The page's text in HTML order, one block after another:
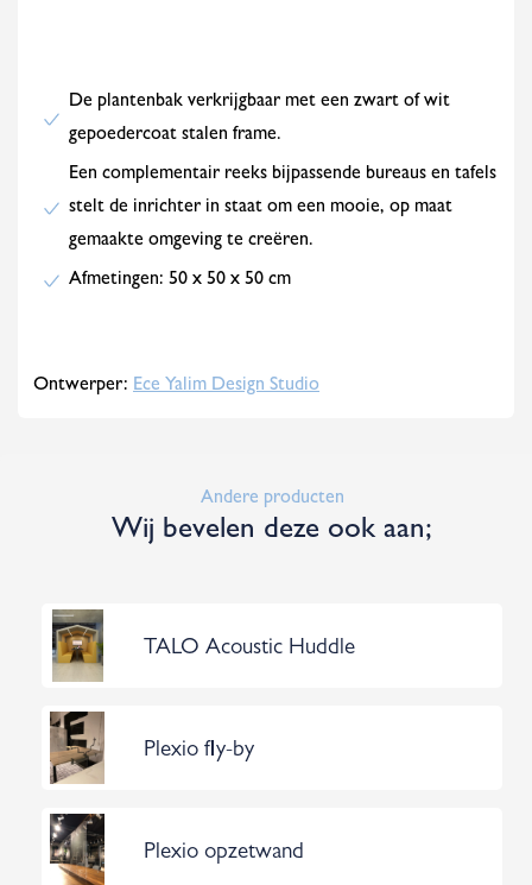
De plantenbak verkrijgbaar met een zwart of wit
gepoedercoat stalen frame.
Een complementair reeks bijpassende bureaus en tafels
stelt de inrichter in staat om een mooie, op maat
gemaakte omgeving te creëren.
Afmetingen: 50 x 50 x 50 cm
Ontwerper: Ece Yalim Design Studio
Andere producten
Wij bevelen deze ook aan;
TALO Acoustic Huddle
Plexio fly-by
Plexio opzetwand